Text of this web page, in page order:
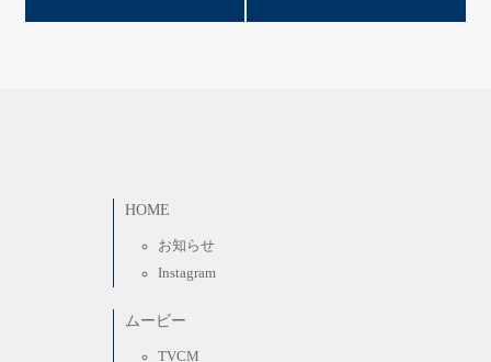
HOME
お知らせ
Instagram
ムービー
TVCM